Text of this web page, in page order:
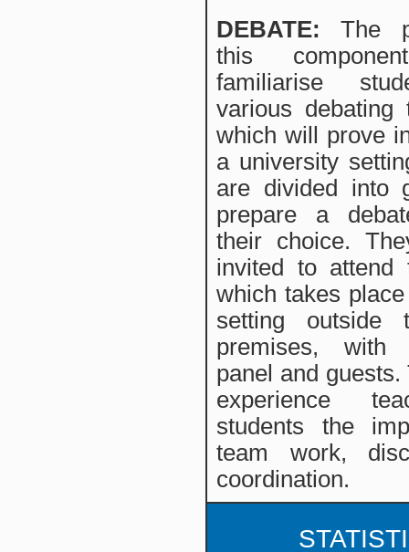
DEBATE:The
this
familiarise
various debating
which will prove
a university
are divided into
prepare a
their choice.
invited to attend
which takes
setting outside
premises, with
panel and guests.
experience
students the
team work,
coordination.